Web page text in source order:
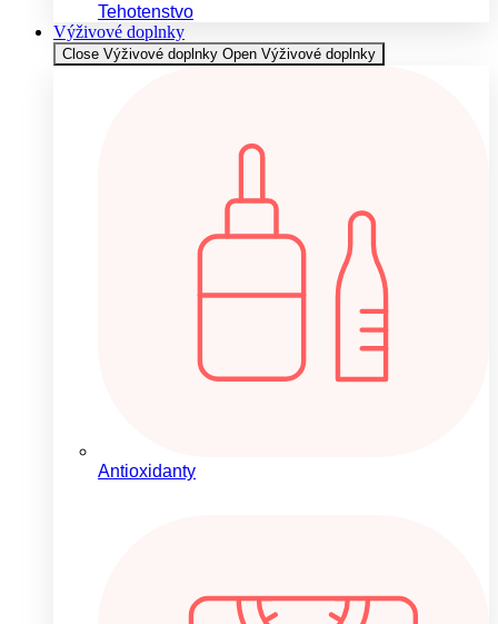
Tehotenstvo
Výživové doplnky
Close Výživové doplnky Open Výživové doplnky
Antioxidanty